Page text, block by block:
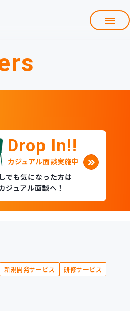
Entry
覧・エントリー
Drop In!!
カジュアル面談実施中
でも気になった方は
ジュアル面談へ！
新規開発サービス
研修サービス